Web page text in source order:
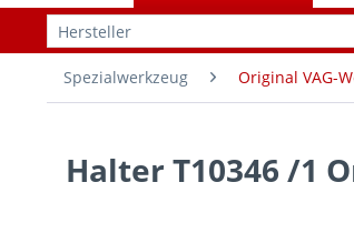
Spezialwerkzeug Original VAG-
Halter T10346 /1